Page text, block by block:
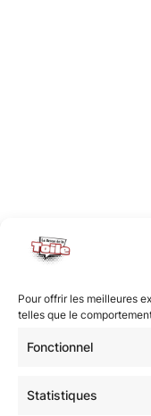
Pour offrir les meilleures
telles que le
Fonctionnel
Statistiques